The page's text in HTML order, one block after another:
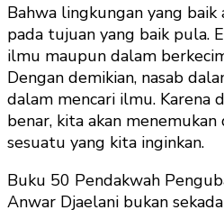
Bahwa lingkungan yang
pada tujuan yang baik pula.
ilmu maupun dalam
Dengan demikian, nasab
dalam mencari ilmu. Karena
benar, kita akan
sesuatu yang kita inginkan.
Buku 50 Pendakwah
Anwar Djaelani bukan